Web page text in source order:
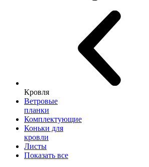
Кровля
Ветровые
планки
Комплектующие
Коньки для
кровли
Листы
Показать все